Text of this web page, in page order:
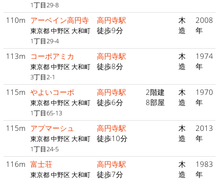
1丁目29-8
110m アーベイン高円寺
東京都 中野区 大和町
1丁目29-4
高円寺駅
徒歩9分
木
造
2008
年
113m コーポアミカ
東京都 中野区 大和町
3丁目2-1
高円寺駅
徒歩8分
木
造
1974
年
115m やよいコーポ
東京都 中野区 大和町
1丁目65-13
高円寺駅
徒歩6分
2階建
8部屋
木
造
1970
年
115m アプマーシュ
東京都 中野区 大和町
1丁目24-5
高円寺駅
徒歩10分
木
造
2013
年
116m 富士荘
東京都 中野区 大和町
高円寺駅
徒歩7分
木
造
1983
年